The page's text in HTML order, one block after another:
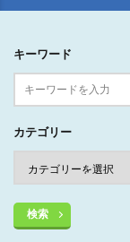
キーワード
カテゴリー
検索